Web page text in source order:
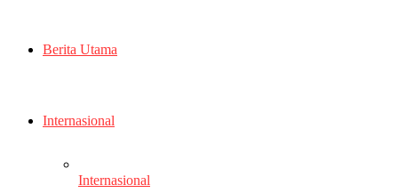
Berita Utama
Internasional
Internasional